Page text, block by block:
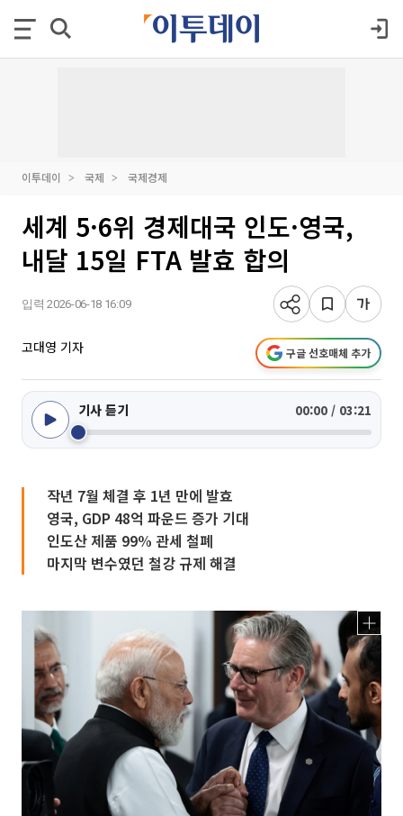
이투데이 국제 국제경제
세계 5·6위 경제대국 인도·영국,
내달 15일 FTA 발효 합의
입력 2026-06-18 16:09
고대영 기자 구글 선호매체 추가
기사 듣기 00:00 / 03:21
작년 7월 체결 후 1년 만에 발효
영국, GDP 48억 파운드 증가 기대
인도산 제품 99% 관세 철폐
마지막 변수였던 철강 규제 해결